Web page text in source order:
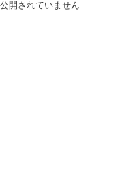
公開されていません